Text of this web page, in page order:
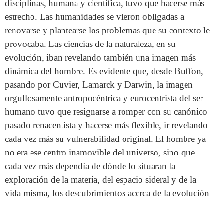
disciplinas, humana y científica, tuvo que hacerse más
estrecho. Las humanidades se vieron obligadas a
renovarse y plantearse los problemas que su contexto le
provocaba. Las ciencias de la naturaleza, en su
evolución, iban revelando también una imagen más
dinámica del hombre. Es evidente que, desde Buffon,
pasando por Cuvier, Lamarck y Darwin, la imagen
orgullosamente antropocéntrica y eurocentrista del ser
humano tuvo que resignarse a romper con su canónico
pasado renacentista y hacerse más flexible, ir revelando
cada vez más su vulnerabilidad original. El hombre ya
no era ese centro inamovible del universo, sino que
cada vez más dependía de dónde lo situaran la
exploración de la materia, del espacio sideral y de la
vida misma, los descubrimientos acerca de la evolución